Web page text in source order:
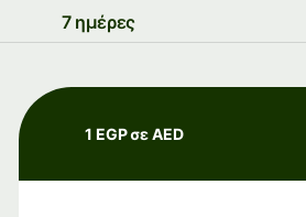
7 ημέρες
1 EGP σε AED